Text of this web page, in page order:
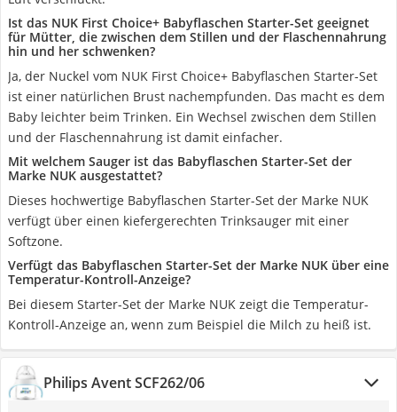
Ist das NUK First Choice+ Babyflaschen Starter-Set geeignet
für Mütter, die zwischen dem Stillen und der Flaschennahrung
hin und her schwenken?
Ja, der Nuckel vom NUK First Choice+ Babyflaschen Starter-Set
ist einer natürlichen Brust nachempfunden. Das macht es dem
Baby leichter beim Trinken. Ein Wechsel zwischen dem Stillen
und der Flaschennahrung ist damit einfacher.
Mit welchem Sauger ist das Babyflaschen Starter-Set der
Marke NUK ausgestattet?
Dieses hochwertige Babyflaschen Starter-Set der Marke NUK
verfügt über einen kiefergerechten Trinksauger mit einer
Softzone.
Verfügt das Babyflaschen Starter-Set der Marke NUK über eine
Temperatur-Kontroll-Anzeige?
Bei diesem Starter-Set der Marke NUK zeigt die Temperatur-
Kontroll-Anzeige an, wenn zum Beispiel die Milch zu heiß ist.
Philips Avent SCF262/06